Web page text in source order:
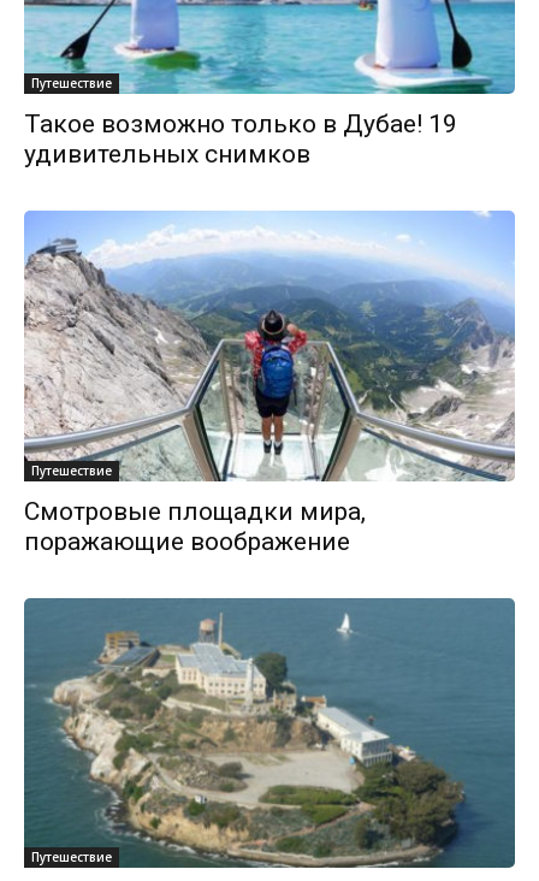
Путешествие
Такое возможно только в Дубае! 19
удивительных снимков
Путешествие
Смотровые площадки мира,
поражающие воображение
Путешествие